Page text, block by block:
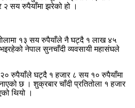
सय रुपैयाँमा झरेको हो ।
१३ सय रुपैयाँले नै घट्दै १ लाख ४५
नेपाल सुनचाँदी व्यवसायी महासंघले
रुपैयाँले घट्दै १ हजार ८ सय १० रुपैयाँमा
छ । शुक्रबार चाँदी प्रतितोला १ हजार
थियो ।